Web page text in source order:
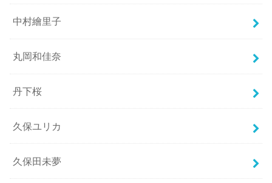
中村繪里子
丸岡和佳奈
丹下桜
久保ユリカ
久保田未夢